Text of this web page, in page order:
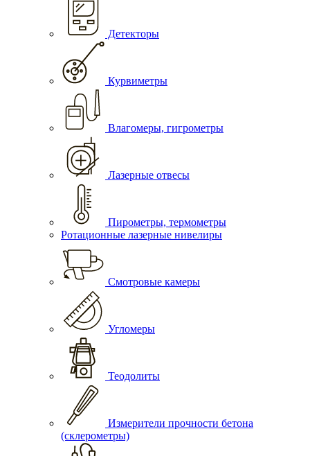
Детекторы
Курвиметры
Влагомеры, гигрометры
Лазерные отвесы
Пирометры, термометры
Ротационные лазерные нивелиры
Смотровые камеры
Угломеры
Теодолиты
Измерители прочности бетона
(склерометры)